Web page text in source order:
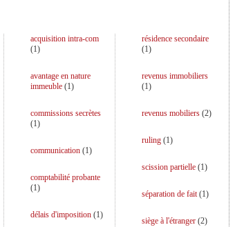
acquisition intra-com
(1)
avantage en nature
immeuble(1)
commissions secrètes
(1)
communication(1)
comptabilité probante
(1)
délais d'imposition(1)
résidence secondaire
(1)
revenus immobiliers
(1)
revenus mobiliers(2)
ruling(1)
scission partielle(1)
séparation de fait(1)
siège à l'étranger(2)